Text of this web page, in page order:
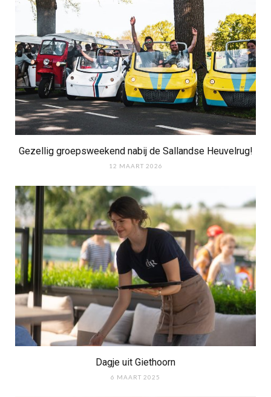
Gezellig groepsweekend nabij de Sallandse Heuvelrug!
12 MAART 2026
Dagje uit Giethoorn
6 MAART 2025